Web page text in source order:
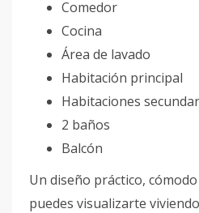
Comedor
Cocina
Área de lavado
Habitación principal
Habitaciones
2 baños
Balcón
Un diseño práctico,
puedes visualizarte